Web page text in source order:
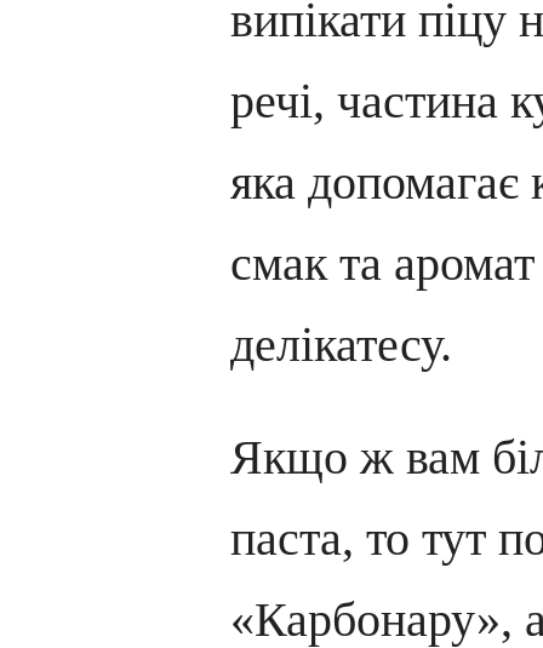
випікати
речі, частина
яка
смак та аромат
делікатесу.
Якщо ж вам
паста, то тут
«Карбонару»,